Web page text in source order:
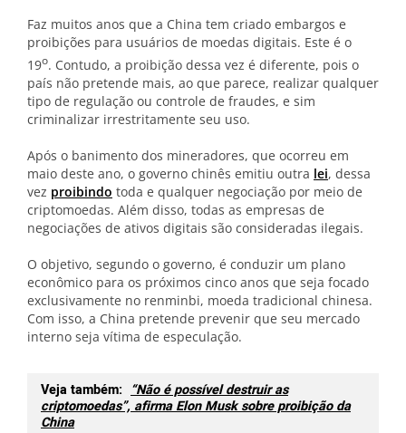
Faz muitos anos que a China tem criado embargos e
proibições para usuários de moedas digitais. Este é o
19o. Contudo, a proibição dessa vez é diferente, pois o
país não pretende mais, ao que parece, realizar qualquer
tipo de regulação ou controle de fraudes, e sim
criminalizar irrestritamente seu uso.
Após o banimento dos mineradores, que ocorreu em
maio deste ano, o governo chinês emitiu outra lei, dessa
vez proibindo toda e qualquer negociação por meio de
criptomoedas. Além disso, todas as empresas de
negociações de ativos digitais são consideradas ilegais.
O objetivo, segundo o governo, é conduzir um plano
econômico para os próximos cinco anos que seja focado
exclusivamente no renminbi, moeda tradicional chinesa.
Com isso, a China pretende prevenir que seu mercado
interno seja vítima de especulação.
Veja também: “Não é possível destruir as
criptomoedas”, afirma Elon Musk sobre proibição da
China